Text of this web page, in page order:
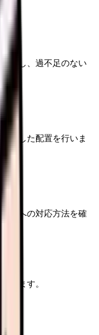
にし、過不足のない
らした配置を行いま
態への対応方法を確
きます。